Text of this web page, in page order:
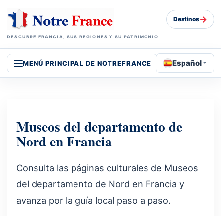
DESCUBRE FRANCIA, SUS REGIONES Y SU PATRIMONIO
Destinos→
MENÚ PRINCIPAL DE NOTREFRANCE Español
Museos del departamento de
Nord en Francia
Consulta las páginas culturales de Museos
del departamento de Nord en Francia y
avanza por la guía local paso a paso.